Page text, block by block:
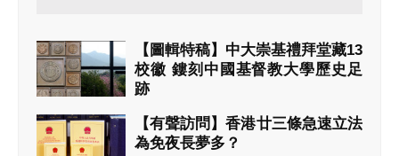
【圖輯特稿】中大崇基禮拜堂藏13
校徽 鏤刻中國基督教大學歷史足
跡
2024年03月29日 09:05
【有聲訪問】香港廿三條急速立法
為免夜長夢多？